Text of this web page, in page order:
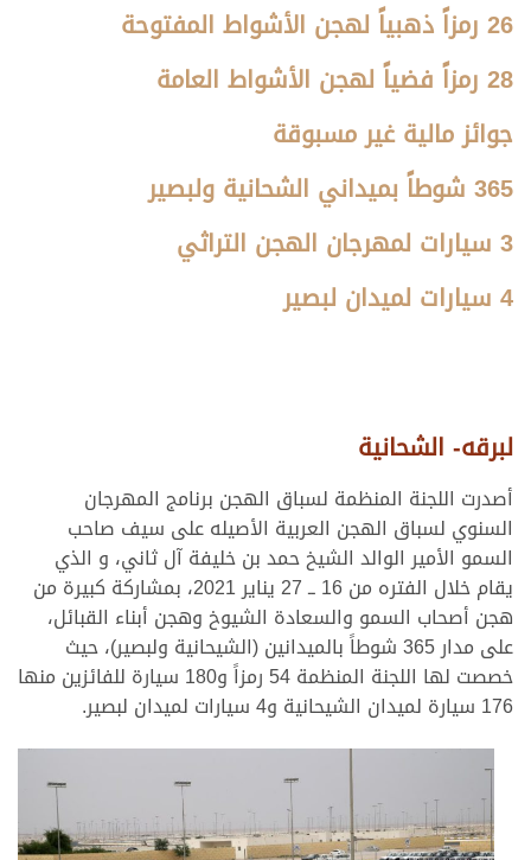
26 رمزاً ذهبياً لهجن الأشواط المفتوحة
28 رمزاً فضياً لهجن الأشواط العامة
جوائز مالية غير مسبوقة
365 شوطاً بميداني الشحانية ولبصير
3 سيارات لمهرجان الهجن التراثي
4 سيارات لميدان لبصير
لبرقه- الشحانية
أصدرت اللجنة المنظمة لسباق الهجن برنامج المهرجان
السنوي لسباق الهجن العربية الأصيله على سيف صاحب
السمو الأمير الوالد الشيخ حمد بن خليفة آل ثاني، و الذي
يقام خلال الفتره من 16 ــ 27 يناير 2021، بمشاركة كبيرة من
هجن أصحاب السمو والسعادة الشيوخ وهجن أبناء القبائل،
على مدار 365 شوطاً بالميدانين (الشيحانية ولبصير)، حيث
خصصت لها اللجنة المنظمة 54 رمزاً و180 سيارة للفائزين منها
176 سيارة لميدان الشيحانية و4 سيارات لميدان لبصير.